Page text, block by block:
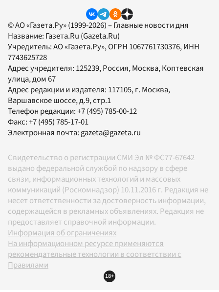
© АО «Газета.Ру» (1999-2026) – Главные новости дня
Название: Газета.Ru (Gazeta.Ru)
Учредитель:АО «Газета.Ру», ОГРН 1067761730376, ИНН
7743625728
Адрес учредителя: 125239, Россия, Москва, Коптевская
улица, дом 67
Адрес редакции и издателя: 117105, г. Москва,
Варшавское шоссе, д.9, стр.1
Телефон редакции:+7 (495) 785-00-12
Факс:+7 (495) 785-17-01
Электронная почта:gazeta@gazeta.ru
Свидетельство о регистрации СМИ Эл № ФС77-67642
выдано федеральной службой по надзору в сфере
связи, информационных технологий и массовых
коммуникаций (Роскомнадзор) 10.11.2016 г. Редакция не
несет ответственности за достоверность информации,
содержащейся в рекламных объявлениях. Редакция не
предоставляет справочной информации.
Информация об ограничениях
На информационном ресурсе применяются
рекомендательные технологии в соответствии с
Правилами
18+